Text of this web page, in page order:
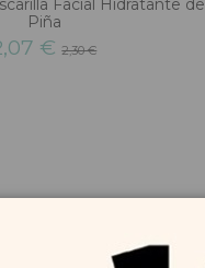
Facial Hidratante de
Piña
€2,30 €